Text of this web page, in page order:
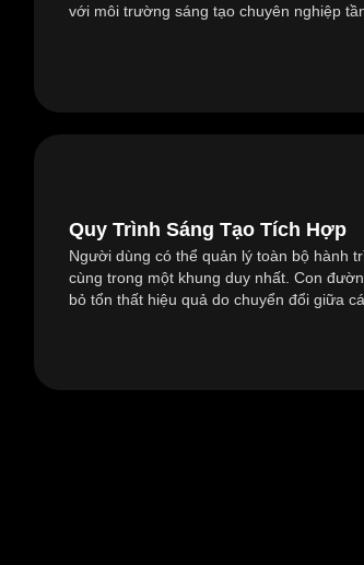
với môi trường sáng tạo chuyên nghiệp
Quy Trình Sáng Tạo Tích Hợp
Người dùng có thể quản lý toàn bộ hành
cùng trong một khung duy nhất. Con
bỏ tổn thất hiệu quả do chuyển đổi giữa